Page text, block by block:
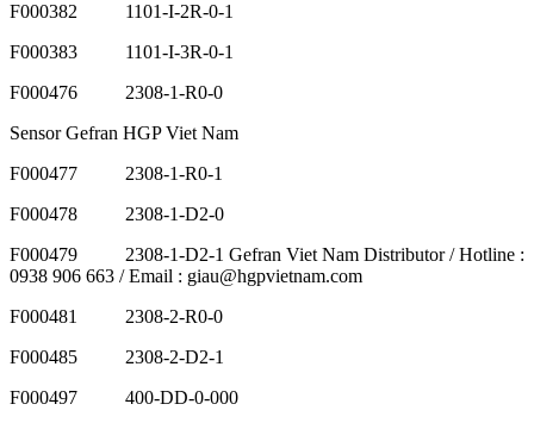
F000382 1101-I-2R-0-1
F000383 1101-I-3R-0-1
F000476 2308-1-R0-0
Sensor Gefran HGP Viet Nam
F000477 2308-1-R0-1
F000478 2308-1-D2-0
F000479 2308-1-D2-1 Gefran Viet Nam Distributor / Hotline :
0938 906 663 / Email : giau@hgpvietnam.com
F000481 2308-2-R0-0
F000485 2308-2-D2-1
F000497 400-DD-0-000